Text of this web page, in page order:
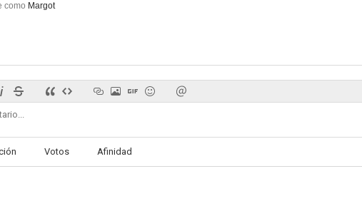
como Margot
Votos Afinidad